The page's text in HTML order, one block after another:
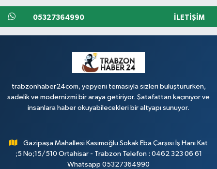
05327364990 İLETIŞIM
trabzonhaber24com, yepyeni temasıyla sizleri buluştururken,
sadelik ve modernizmi bir araya getiriyor. Şatafattan kaçınıyor ve
insanlara haber okuyabilecekleri bir altyapı sunuyor.
Gazipaşa Mahallesi Kasımoğlu Sokak Eba Çarşısı İş Hanı Kat
;5 No;15/510 Ortahisar - Trabzon Telefon : 0462 323 06 61
Whatsapp 05327364990